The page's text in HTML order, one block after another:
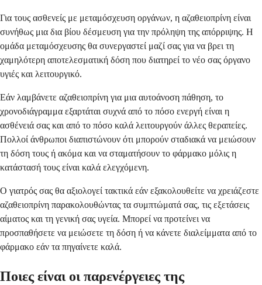
Για τους ασθενείς με μεταμόσχευση οργάνων, η αζαθειοπρίνη είναι
συνήθως μια δια βίου δέσμευση για την πρόληψη της απόρριψης. Η
ομάδα μεταμόσχευσης θα συνεργαστεί μαζί σας για να βρει τη
χαμηλότερη αποτελεσματική δόση που διατηρεί το νέο σας όργανο
υγιές και λειτουργικό.
Εάν λαμβάνετε αζαθειοπρίνη για μια αυτοάνοση πάθηση, το
χρονοδιάγραμμα εξαρτάται συχνά από το πόσο ενεργή είναι η
ασθένειά σας και από το πόσο καλά λειτουργούν άλλες θεραπείες.
Πολλοί άνθρωποι διαπιστώνουν ότι μπορούν σταδιακά να μειώσουν
τη δόση τους ή ακόμα και να σταματήσουν το φάρμακο μόλις η
κατάστασή τους είναι καλά ελεγχόμενη.
Ο γιατρός σας θα αξιολογεί τακτικά εάν εξακολουθείτε να χρειάζεστε
αζαθειοπρίνη παρακολουθώντας τα συμπτώματά σας, τις εξετάσεις
αίματος και τη γενική σας υγεία. Μπορεί να προτείνει να
προσπαθήσετε να μειώσετε τη δόση ή να κάνετε διαλείμματα από το
φάρμακο εάν τα πηγαίνετε καλά.
Ποιες είναι οι παρενέργειες της